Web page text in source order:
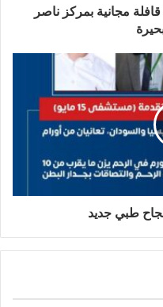
خلال قافلة مجانية بمركز ناصر